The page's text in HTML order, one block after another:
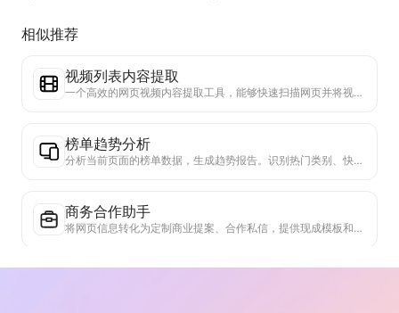
相似推荐
视频列表内容提取
一个高效的网页视频内容提取工具，能够快速扫描网页并将视频信息整理成结构化的Markdown表格。
榜单趋势分析
分析当前页面的榜单数据，生成趋势报告。识别热门类别、快速上升的产品类型和新兴技术。提供即时市场洞察，助你理解最新产品趋势和市场动向。
商务合作助手
将网页信息转化为定制商业提案、合作私信，提供现成模板和跟进指南，简化协作流程。